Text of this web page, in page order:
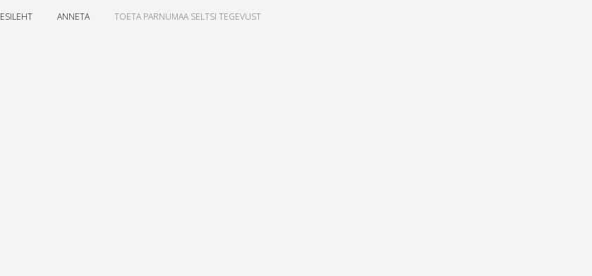
ESILEHT ANNETA TOETA PARNUMAA SELTSI TEGEVUST